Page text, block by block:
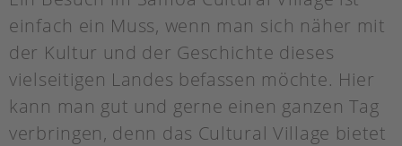
einfach ein Muss, wenn man sich näher mit
der Kultur und der Geschichte dieses
vielseitigen Landes befassen möchte. Hier
kann man gut und gerne einen ganzen Tag
verbringen, denn das Cultural Village bietet